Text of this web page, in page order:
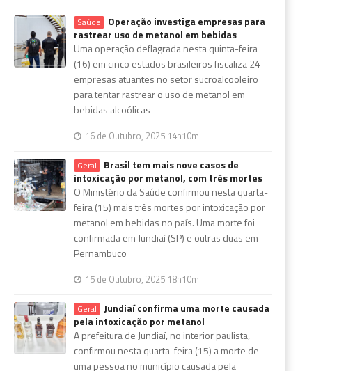
Saúde
Operação investiga empresas para
rastrear uso de metanol em bebidas
Uma operação deflagrada nesta quinta-feira
(16) em cinco estados brasileiros fiscaliza 24
empresas atuantes no setor sucroalcooleiro
para tentar rastrear o uso de metanol em
bebidas alcoólicas
16 de Outubro, 2025 14h10m
Geral
Brasil tem mais nove casos de
intoxicação por metanol, com três mortes
O Ministério da Saúde confirmou nesta quarta-
feira (15) mais três mortes por intoxicação por
metanol em bebidas no país. Uma morte foi
confirmada em Jundiaí (SP) e outras duas em
Pernambuco
15 de Outubro, 2025 18h10m
Geral
Jundiaí confirma uma morte causada
pela intoxicação por metanol
A prefeitura de Jundiaí, no interior paulista,
confirmou nesta quarta-feira (15) a morte de
uma pessoa no município causada pela